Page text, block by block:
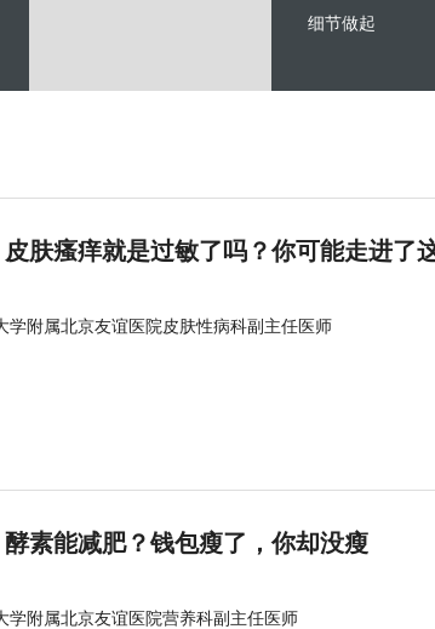
细节做起
皮肤瘙痒就是过敏了吗？你可能走进了
学附属北京友谊医院皮肤性病科副主任医师
酵素能减肥？钱包瘦了，你却没瘦
学附属北京友谊医院营养科副主任医师